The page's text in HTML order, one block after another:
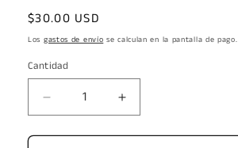
Precio
habitual
$30.00 USD
Los gastos de envío se calculan en la pantalla de pago.
Cantidad
Reducir
cantidad
para
Aumentar
cantidad
para